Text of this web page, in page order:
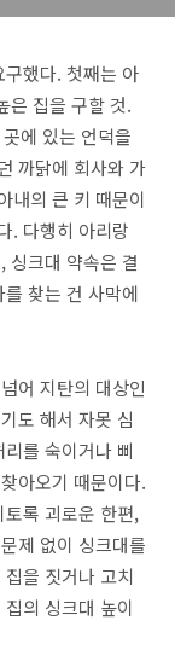
했다. 첫째는 아
은 집을 구할 것.
에 있는 언덕을
까닭에 회사와 가
내의 큰 키 때문이
. 다행히 아리랑
싱크대 약속은 결
찾는 건 사막에
어 지탄의 대상인
도 해서 자못 심
를 숙이거나 삐
아오기 때문이다.
록 괴로운 한편,
제 없이 싱크대를
을 짓거나 고치
의 싱크대 높이